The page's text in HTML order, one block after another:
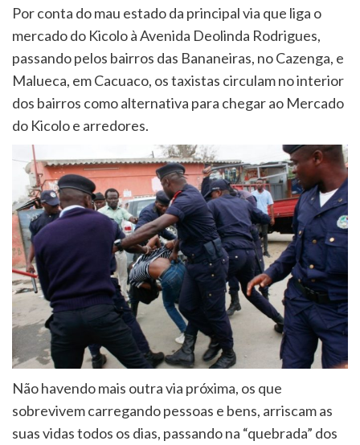
Por conta do mau estado da principal via que liga o
mercado do Kicolo à Avenida Deolinda Rodrigues,
passando pelos bairros das Bananeiras, no Cazenga, e
Malueca, em Cacuaco, os taxistas circulam no interior
dos bairros como alternativa para chegar ao Mercado
do Kicolo e arredores.
Não havendo mais outra via próxima, os que
sobrevivem carregando pessoas e bens, arriscam as
suas vidas todos os dias, passando na “quebrada” dos